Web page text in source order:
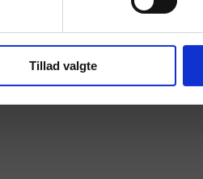
Tillad valgte